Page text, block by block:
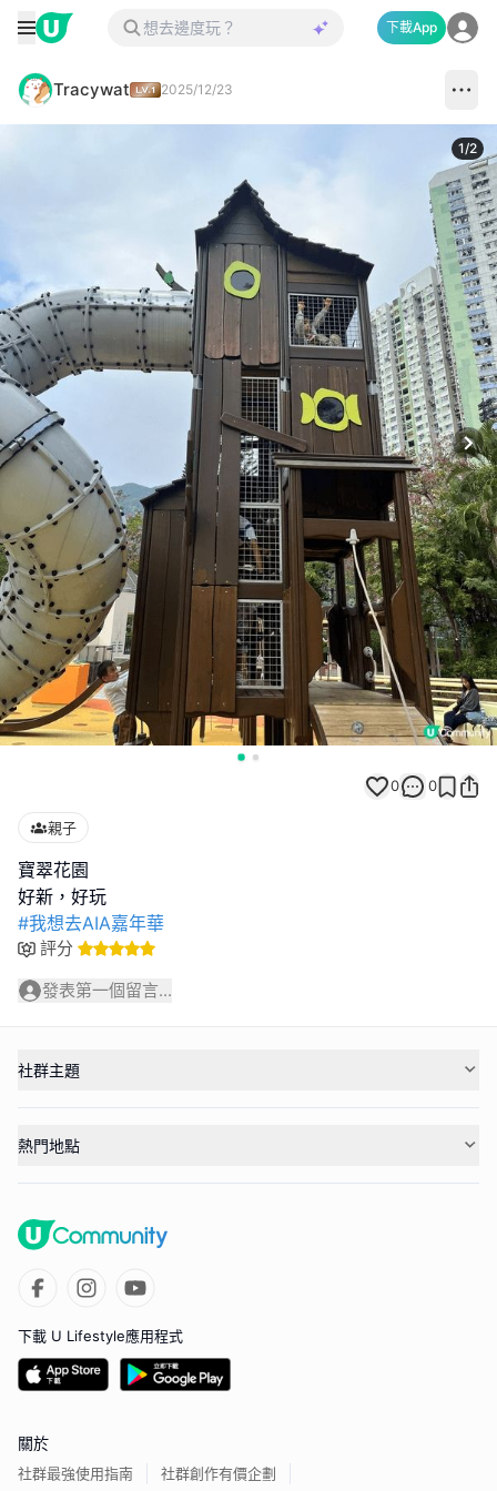
下載App
Tracywat 2025/12/23
1/2
0 0
親子
寶翠花園
#我想去AIA嘉年華
評分
發表第一個留言...
社群主題
熱門地點
下載 U Lifestyle應用程式
關於
社群最強使用指南 社群創作有價企劃